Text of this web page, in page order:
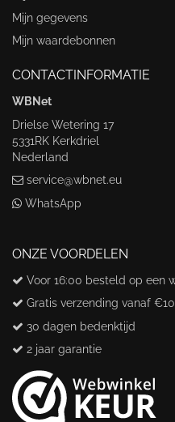
Mijn gegevens
Mijn waardebonnen
CONTACTINFORMATIE
WBNet
Drielse Wetering 17
5331RK Kerkdriel
Nederland
service@wbnet.eu
WhatsApp
ONZE VOORDELEN
Voor 16:00 besteld op een
Gratis verzending vanaf
30 dagen bedenktijd
2 jaar garantie